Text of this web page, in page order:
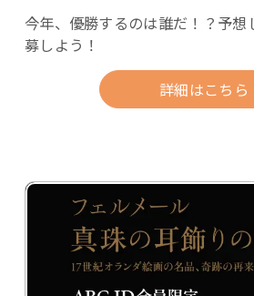
今年、優勝するのは誰だ！？予想
募しよう！
詳細はこちら